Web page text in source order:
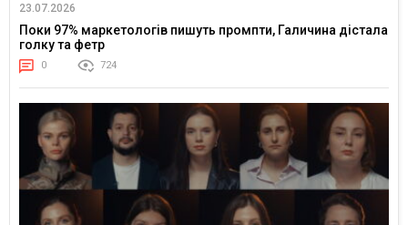
23.07.2026
Поки 97% маркетологів пишуть промпти, Галичина дістала
голку та фетр
0 724